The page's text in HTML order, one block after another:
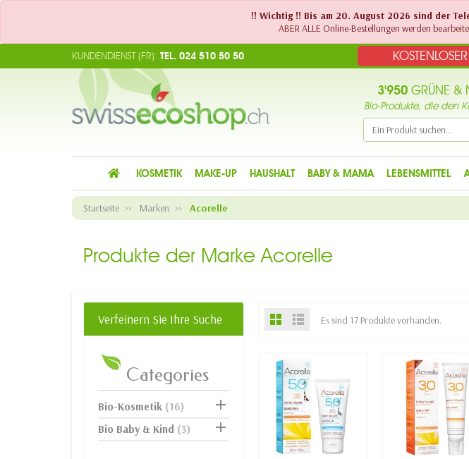
!! Wichtig !! Bis am 20. August 2026 sind der
ABER ALLE Online-Bestellungen werden
KUNDENDIENST (FR): TEL. 024 510 50 50
3'950GRÜNE &
Bio-Produkte, die den
KOSMETIK MAKE-UP HAUSHALT BABY & MAMA LEBENSMITTEL
Startseite Marken Acorelle
Produkte der Marke Acorelle
Verfeinern Sie Ihre Suche
Categories

Bio-Kosmetik (16)

Bio Baby & Kind (3)
Es sind 17 Produkte vorhanden.